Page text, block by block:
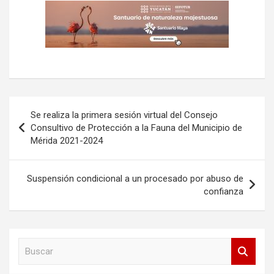
de
entradas
Se realiza la primera sesión virtual del Consejo
Consultivo de Protección a la Fauna del Municipio de
Mérida 2021-2024
Suspensión condicional a un procesado por abuso de
confianza